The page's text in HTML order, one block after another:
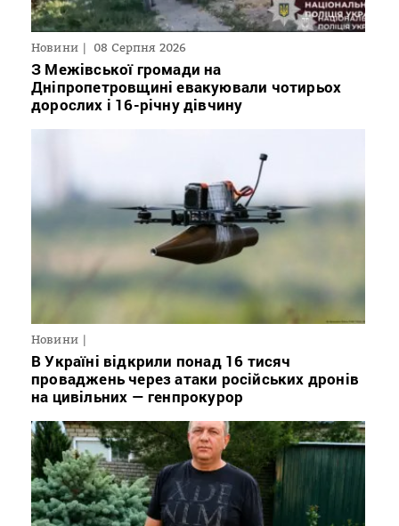
Новини 08 Серпня 2026
З Межівської громади на
Дніпропетровщині евакуювали чотирьох
дорослих і 16-річну дівчину
Новини
В Україні відкрили понад 16 тисяч
проваджень через атаки російських дронів
на цивільних — генпрокурор